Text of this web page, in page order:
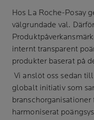
Hos La Roche-Posay
välgrundade val.
internt transparent
produkter baserat på
Vi anslöt oss sedan
globalt initiativ som
harmoniserat